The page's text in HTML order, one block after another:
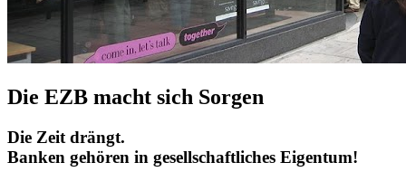
Die EZB macht sich Sorgen
Die Zeit drängt.
Banken gehören in gesellschaftliches Eigentum!